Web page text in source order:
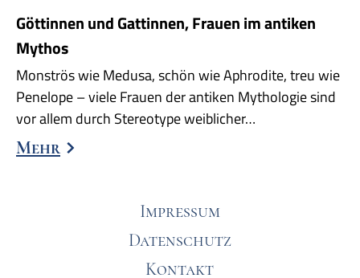
Göttinnen und Gattinnen, Frauen im antiken
Mythos
Monströs wie Medusa, schön wie Aphrodite, treu wie
Penelope – viele Frauen der antiken Mythologie sind
vor allem durch Stereotype weiblicher…
Mehr
Impressum
Datenschutz
Kontakt